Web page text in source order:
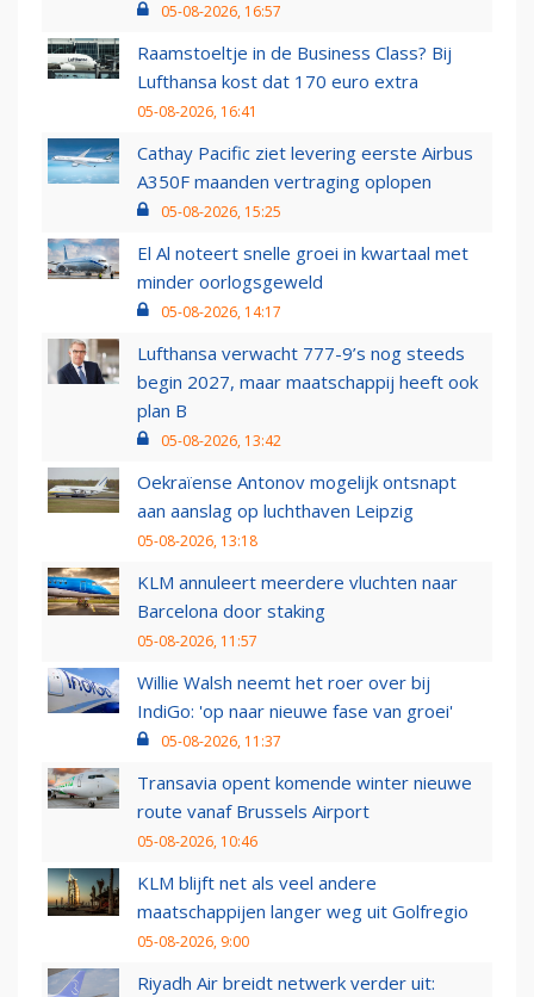
05-08-2026, 16:57
Raamstoeltje in de Business Class? Bij
Lufthansa kost dat 170 euro extra
05-08-2026, 16:41
Cathay Pacific ziet levering eerste Airbus
A350F maanden vertraging oplopen
05-08-2026, 15:25
El Al noteert snelle groei in kwartaal met
minder oorlogsgeweld
05-08-2026, 14:17
Lufthansa verwacht 777-9’s nog steeds
begin 2027, maar maatschappij heeft ook
plan B
05-08-2026, 13:42
Oekraïense Antonov mogelijk ontsnapt
aan aanslag op luchthaven Leipzig
05-08-2026, 13:18
KLM annuleert meerdere vluchten naar
Barcelona door staking
05-08-2026, 11:57
Willie Walsh neemt het roer over bij
IndiGo: 'op naar nieuwe fase van groei'
05-08-2026, 11:37
Transavia opent komende winter nieuwe
route vanaf Brussels Airport
05-08-2026, 10:46
KLM blijft net als veel andere
maatschappijen langer weg uit Golfregio
05-08-2026, 9:00
Riyadh Air breidt netwerk verder uit: